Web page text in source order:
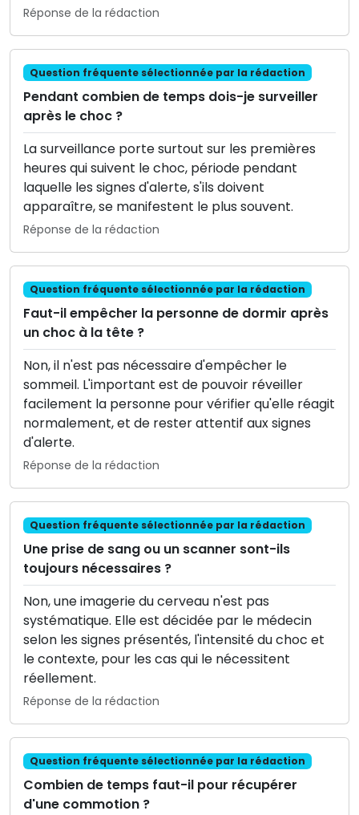
Réponse de la rédaction
Question fréquente sélectionnée par la rédaction
Pendant combien de temps dois-je surveiller
après le choc ?
La surveillance porte surtout sur les premières
heures qui suivent le choc, période pendant
laquelle les signes d'alerte, s'ils doivent
apparaître, se manifestent le plus souvent.
Réponse de la rédaction
Question fréquente sélectionnée par la rédaction
Faut-il empêcher la personne de dormir après
un choc à la tête ?
Non, il n'est pas nécessaire d'empêcher le
sommeil. L'important est de pouvoir réveiller
facilement la personne pour vérifier qu'elle réagit
normalement, et de rester attentif aux signes
d'alerte.
Réponse de la rédaction
Question fréquente sélectionnée par la rédaction
Une prise de sang ou un scanner sont-ils
toujours nécessaires ?
Non, une imagerie du cerveau n'est pas
systématique. Elle est décidée par le médecin
selon les signes présentés, l'intensité du choc et
le contexte, pour les cas qui le nécessitent
réellement.
Réponse de la rédaction
Question fréquente sélectionnée par la rédaction
Combien de temps faut-il pour récupérer
d'une commotion ?